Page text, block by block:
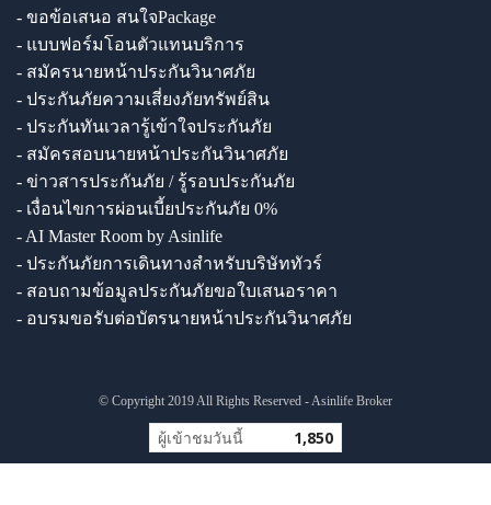
- ขอข้อเสนอ สนใจPackage
- แบบฟอร์มโอนตัวแทนบริการ
- สมัครนายหน้าประกันวินาศภัย
- ประกันภัยความเสี่ยงภัยทรัพย์สิน
- ประกันทันเวลารู้เข้าใจประกันภัย
- สมัครสอบนายหน้าประกันวินาศภัย
- ข่าวสารประกันภัย / รู้รอบประกันภัย
- เงื่อนไขการผ่อนเบี้ยประกันภัย 0%
- AI Master Room by Asinlife
- ประกันภัยการเดินทางสำหรับบริษัททัวร์
- สอบถามข้อมูลประกันภัยขอใบเสนอราคา
- อบรมขอรับต่อบัตรนายหน้าประกันวินาศภัย
© Copyright 2019 All Rights Reserved - Asinlife Broker
ผู้เข้าชมวันนี้ 1,850